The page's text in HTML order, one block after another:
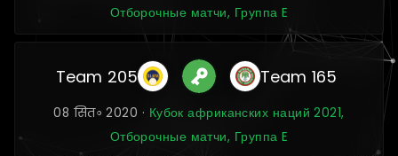
Отборочные матчи, Группа E
Team 205 Team 165
08 सित॰ 2020 · Кубок африканских наций 2021,
Отборочные матчи, Группа E